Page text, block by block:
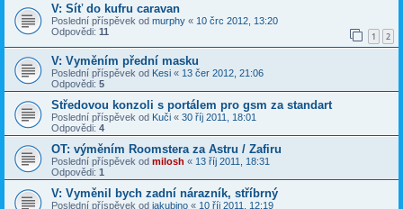
V: Síť do kufru caravan
Poslední příspěvek od murphy « 10 črc 2012, 13:20
Odpovědi: 11 1 2
V: Vyměním přední masku
Poslední příspěvek od Kesi « 13 čer 2012, 21:06
Odpovědi: 5
Středovou konzoli s portálem pro gsm za standart
Poslední příspěvek od Kuči « 30 říj 2011, 18:01
Odpovědi: 4
OT: výměním Roomstera za Astru / Zafiru
Poslední příspěvek od milosh « 13 říj 2011, 18:31
Odpovědi: 1
V: Vyměnil bych zadní nárazník, stříbrný
Poslední příspěvek od jakubino « 10 říj 2011, 12:19